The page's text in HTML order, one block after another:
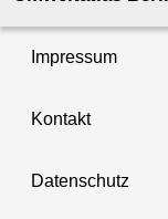
Impressum
Kontakt
Datenschutz